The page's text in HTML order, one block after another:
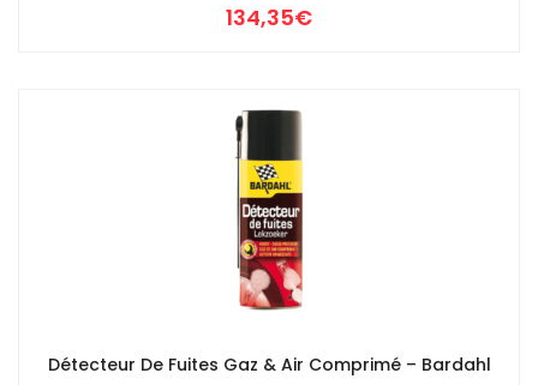
134,35€
Détecteur De Fuites Gaz & Air Comprimé – Bardahl